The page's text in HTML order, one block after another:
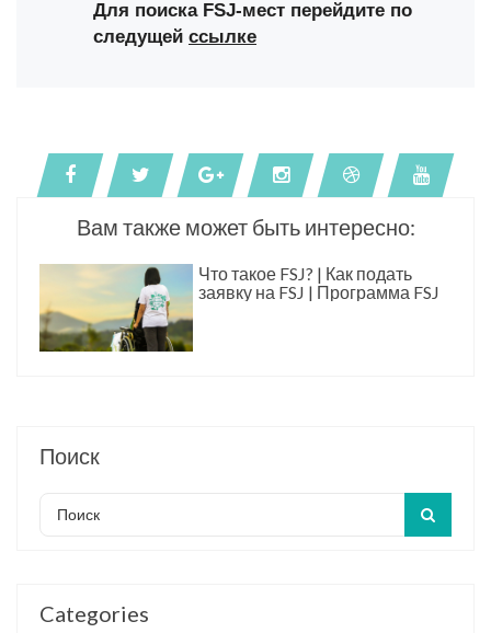
Для поиска FSJ-мест перейдите по
следущей ссылке
Вам также может быть интересно:
Что такое FSJ? | Как подать
заявку на FSJ | Программа FSJ
Поиск
Categories